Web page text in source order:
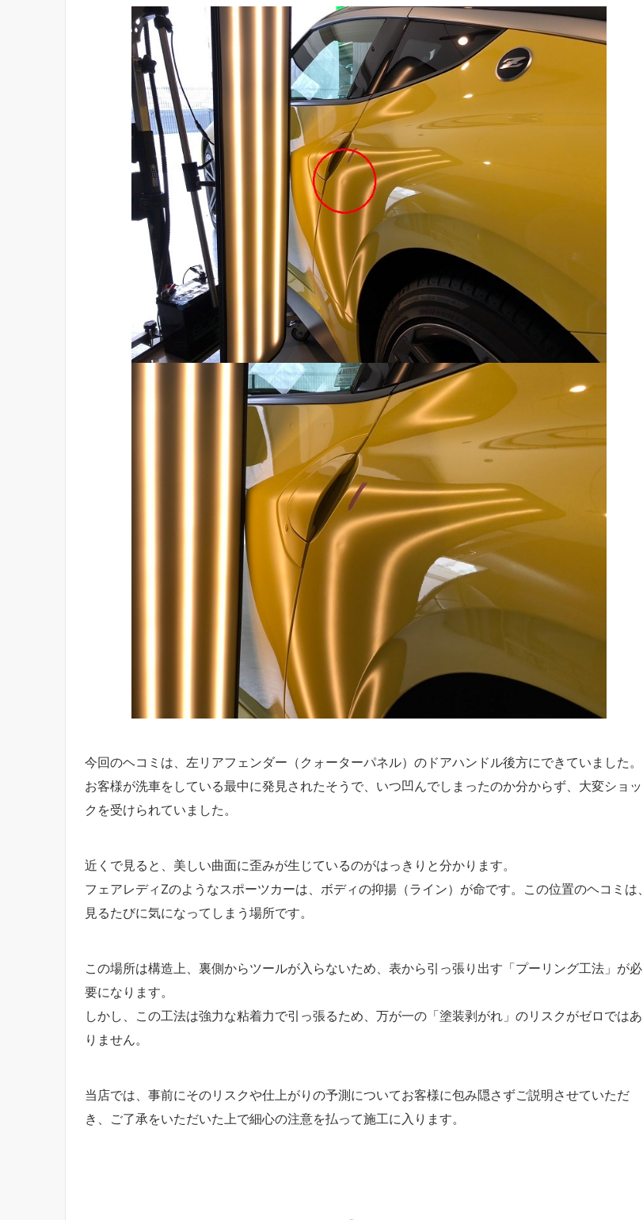
今回のヘコミは、左リアフェンダー（クォーターパネル）のドアハンドル後方にできていました。
お客様が洗車をしている最中に発見されたそうで、いつ凹んでしまったのか分からず、大変ショッ
クを受けられていました。
​近くで見ると、美しい曲面に歪みが生じているのがはっきりと分かります。
フェアレディZのようなスポーツカーは、ボディの抑揚（ライン）が命です。この位置のヘコミは、
見るたびに気になってしまう場所です。
​この場所は構造上、裏側からツールが入らないため、表から引っ張り出す「プーリング工法」が必
要になります。
しかし、この工法は強力な粘着力で引っ張るため、万が一の「塗装剥がれ」のリスクがゼロではあ
りません。
​当店では、事前にそのリスクや仕上がりの予測についてお客様に包み隠さずご説明させていただ
き、ご了承をいただいた上で細心の注意を払って施工に入ります。